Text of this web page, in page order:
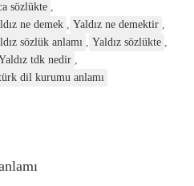
sözlükte ,
ne demek , Yaldız ne demektir ,
sözlük anlamı , Yaldız sözlükte ,
tdk nedir ,
dil kurumu anlamı